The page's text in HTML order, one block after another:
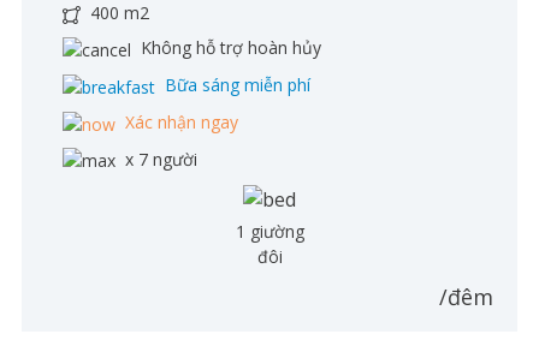
400 m2
Không hỗ trợ hoàn hủy
Bữa sáng miễn phí
Xác nhận ngay
x 7 người
1 giường
đôi
/đêm